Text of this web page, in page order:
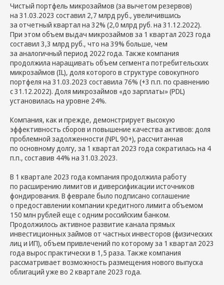
Чистый портфель микрозаймов (за вычетом резервов)
на 31.03.2023 составил 2,7 млрд руб., увеличившись
за отчетный квартал на 32% (2,0 млрд руб. на 31.12.2022).
При этом объем выдач микрозаймов за 1 квартал 2023 года
составил 3,3 млрд руб., что на 39% больше, чем
за аналогичный период 2022 года. Также компания
продолжила наращивать объем сегмента потребительских
микрозаймов (IL), доля которого в структуре совокупного
портфеля на 31.03.2023 составила 76% (+3 п.п. по сравнению
с 31.12.2022). Доля микрозаймов «до зарплаты» (PDL)
установилась на уровне 24%.
Компания, как и прежде, демонстрирует высокую
эффективность сборов и повышение качества активов: доля
проблемной задолженности (NPL 90+), рассчитанная
по основному долгу, за 1 квартал 2023 года сократилась на 4
п.п., составив 44% на 31.03.2023.
В 1 квартале 2023 года компания продолжила работу
по расширению лимитов и диверсификации источников
фондирования. В феврале было подписано соглашение
о предоставлении компании кредитного лимита объемом
150 млн рублей еще с одним российским банком.
Продолжилось активное развитие канала прямых
инвестиционных займов от частных инвесторов (физических
лиц и ИП), объем привлечений по которому за 1 квартал 2023
года вырос практически в 1,5 раза. Также компания
рассматривает возможность размещения нового выпуска
облигаций уже во 2 квартале 2023 года.